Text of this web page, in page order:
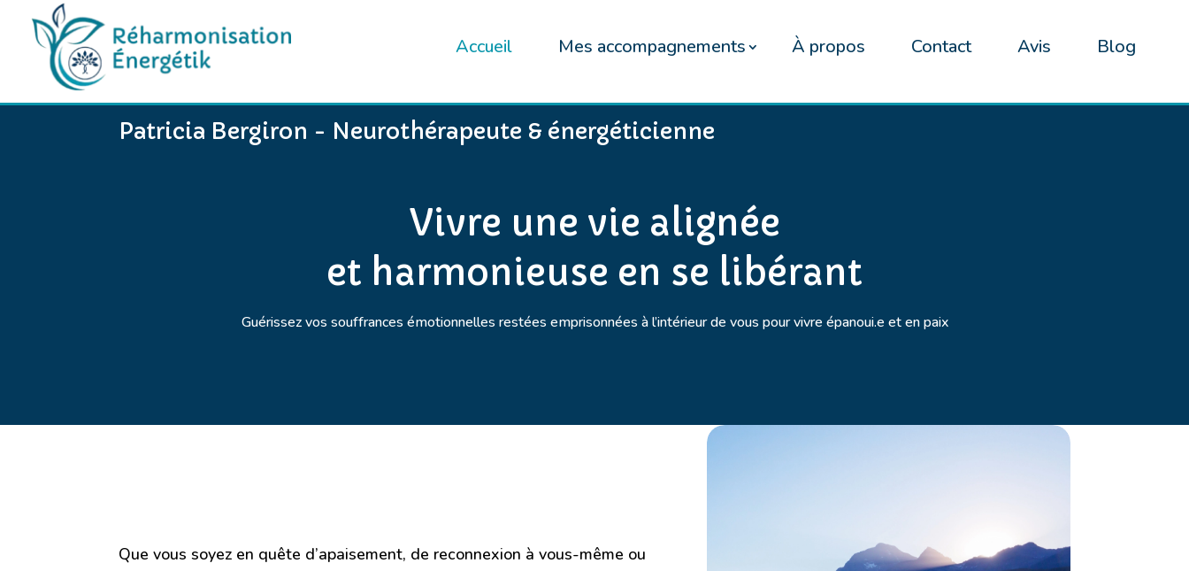
Accueil Mes accompagnements À propos Contact Avis Blog
Patricia Bergiron - Neurothérapeute & énergéticienne
Vivre une vie alignée
et harmonieuse en se libérant
Guérissez vos souffrances émotionnelles restées emprisonnées à l’intérieur de vous pour vivre épanoui.e et en paix
Que vous soyez en quête d’apaisement, de reconnexion à vous-même ou